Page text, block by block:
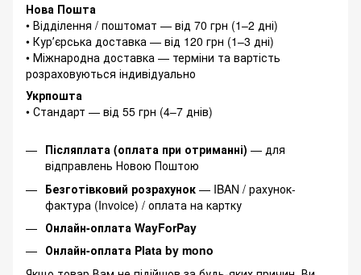
Нова Пошта
• Відділення / поштомат — від 70 грн (1–2 дні)
• Курʼєрська доставка — від 120 грн (1–3 дні)
• Міжнародна доставка — терміни та вартість
розраховуються індивідуально
Укрпошта
• Стандарт — від 55 грн (4–7 днів)
Післяплата (оплата при отриманні) — для
відправлень Новою Поштою
Безготівковий розрахунок — IBAN / рахунок-
фактура (Invoice) / оплата на картку
Онлайн-оплата WayForPay
Онлайн-оплата Plata by mono